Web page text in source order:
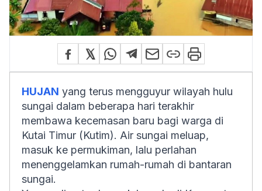
HUJAN yang terus mengguyur wilayah hulu
sungai dalam beberapa hari terakhir
membawa kecemasan baru bagi warga di
Kutai Timur (Kutim). Air sungai meluap,
masuk ke permukiman, lalu perlahan
menenggelamkan rumah-rumah di bantaran
sungai.